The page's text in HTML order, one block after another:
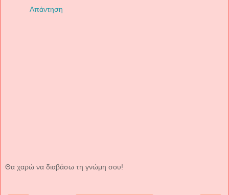
Απάντηση
Θα χαρώ να διαβάσω τη γνώμη σου!